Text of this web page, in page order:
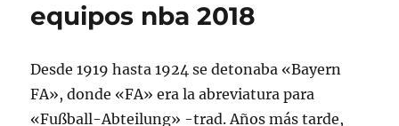
equipos nba 2018
Desde 1919 hasta 1924 se detonaba «Bayern
FA», donde «FA» era la abreviatura para
«Fußball-Abteilung» -trad. Años más tarde,